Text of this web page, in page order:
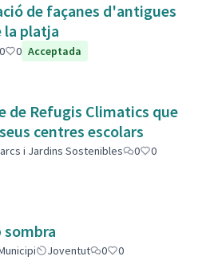
de façanes d'antigues
la platja
0 0 Acceptada
de Refugis Climatics que
centres escolars
i Jardins Sostenibles 0
0
Joventut 0
0